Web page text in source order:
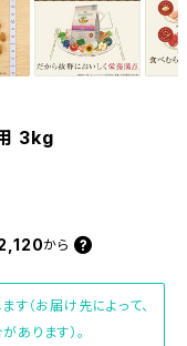
3kg
から
（お届け先によって、
ります）。